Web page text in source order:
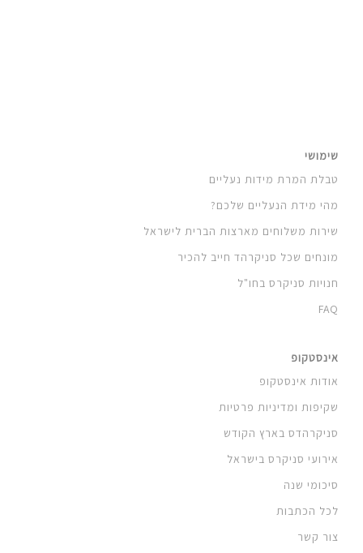
שימושי
טבלת המרת מידות נעליים
מהי מידת הנעליים שלכם?
שירות משלוחים מארצות הברית לישראל
מונחים שכל סניקרהד חייב להכיר
חנויות סניקרס בחו"ל
FAQ
אינסטקופ
אודות אינסטקופ
שקיפות ומדיניות פרטיות
סניקרהדס בארץ הקודש
אירועי סניקרס בישראל
סיכומי שנה
לכל הכתבות
צור קשר